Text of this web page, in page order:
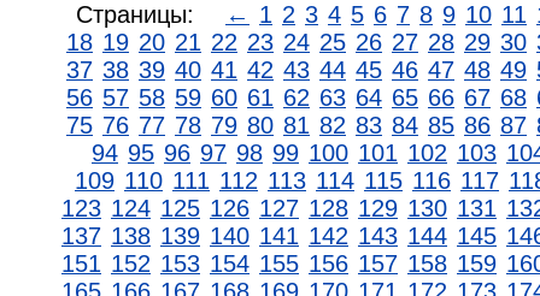
Страницы: ← 1 2 3 4 5 6 7 8 9 10 11
18 19 20 21 22 23 24 25 26 27 28 29 30
37 38 39 40 41 42 43 44 45 46 47 48 49
56 57 58 59 60 61 62 63 64 65 66 67 68
75 76 77 78 79 80 81 82 83 84 85 86 87
94 95 96 97 98 99 100 101 102 103
109 110 111 112 113 114 115 116 117
123 124 125 126 127 128 129 130 131
137 138 139 140 141 142 143 144 145
151 152 153 154 155 156 157 158 159